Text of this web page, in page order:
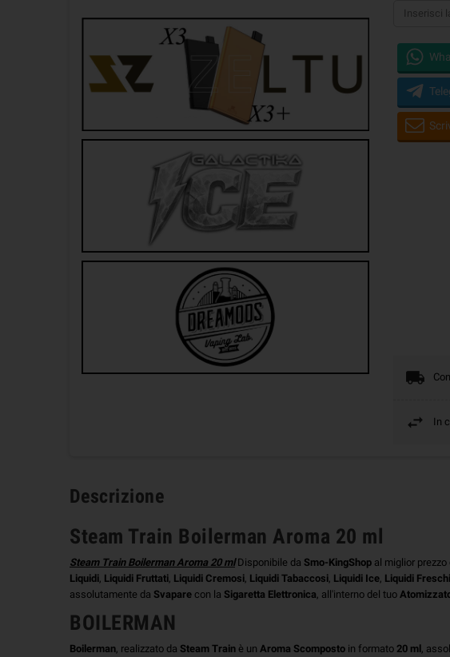
In
Descrizione
Steam Train Boilerman Aroma 20 ml
Steam Train Boilerman Aroma 20 mlDisponibile da Smo-KingShop al miglior prezzo
Liquidi Liquidi Fruttati Liquidi Cremosi Liquidi Tabaccosi Liquidi Ice Liquidi Freschi
assolutamente da Svapare con la Sigaretta Elettronica , all'interno del tuo
BOILERMAN
Boilerman , realizzato da Steam Train è un Aroma Scomposto in formato 20 ml ,